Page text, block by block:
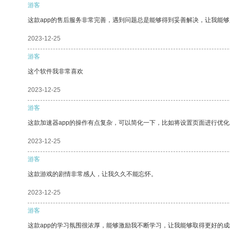
游客
这款app的售后服务非常完善，遇到问题总是能够得到妥善解决，让我能够
2023-12-25
游客
这个软件我非常喜欢
2023-12-25
游客
这款加速器app的操作有点复杂，可以简化一下，比如将设置页面进行优化
2023-12-25
游客
这款游戏的剧情非常感人，让我久久不能忘怀。
2023-12-25
游客
这款app的学习氛围很浓厚，能够激励我不断学习，让我能够取得更好的成